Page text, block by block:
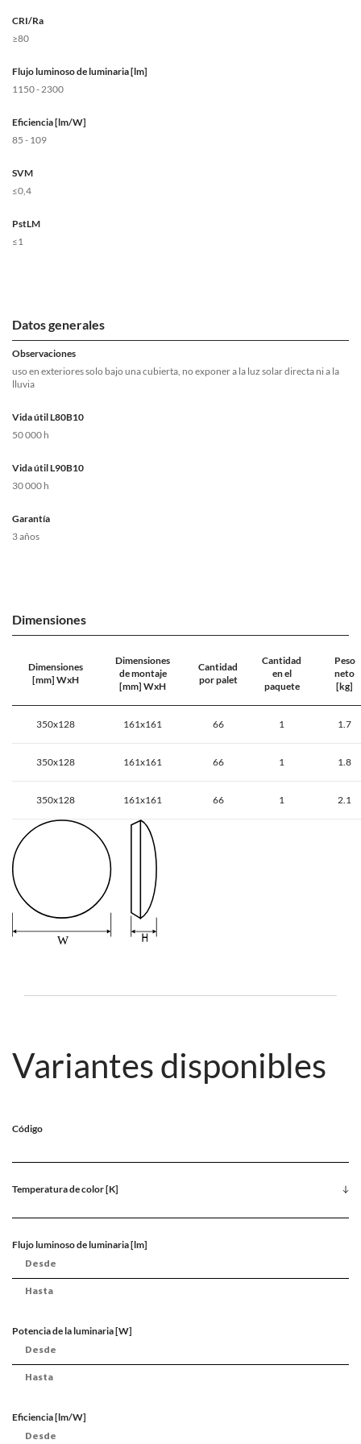
CRI/Ra
≥80
Flujo luminoso de luminaria [lm]
1150 - 2300
Eficiencia [lm/W]
85 - 109
SVM
≤0,4
PstLM
≤1
Datos generales
Observaciones
uso en exteriores solo bajo una cubierta, no exponer a la luz solar directa ni a la
lluvia
Vida útil L80B10
50 000 h
Vida útil L90B10
30 000 h
Garantía
3 años
Dimensiones
Dimensiones
[mm] WxH
Dimensiones
de montaje
[mm] WxH
Cantidad
por palet
Cantidad
en el
paquete
Peso
neto
[kg]
350x128 161x161 66 1 1.7
350x128 161x161 66 1 1.8
350x128 161x161 66 1 2.1
Variantes disponibles
Código
Temperatura de color [K]
Flujo luminoso de luminaria [lm]
Potencia de la luminaria [W]
Eficiencia [lm/W]